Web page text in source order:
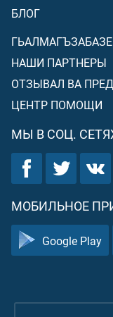
БЛОГ
НАШИ ПАРТНЕРЫ
ОТЗЫВАЛ ВА
ЦЕНТР ПОМОЩИ
МЫ В СОЦ.
МОБИЛЬНОЕ
Google Play